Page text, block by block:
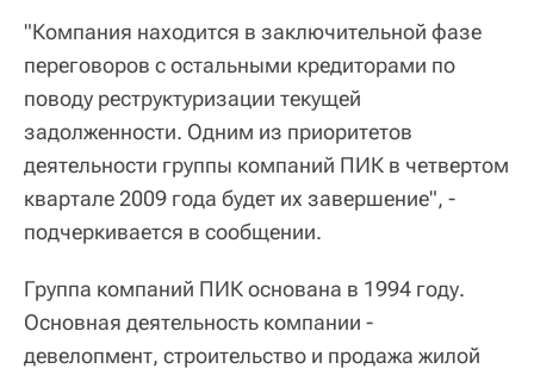
"Компания находится в заключительной фазе
переговоров с остальными кредиторами по
поводу реструктуризации текущей
задолженности. Одним из приоритетов
деятельности группы компаний ПИК в четвертом
квартале 2009 года будет их завершение", -
подчеркивается в сообщении.
Группа компаний ПИК основана в 1994 году.
Основная деятельность компании -
девелопмент, строительство и продажа жилой